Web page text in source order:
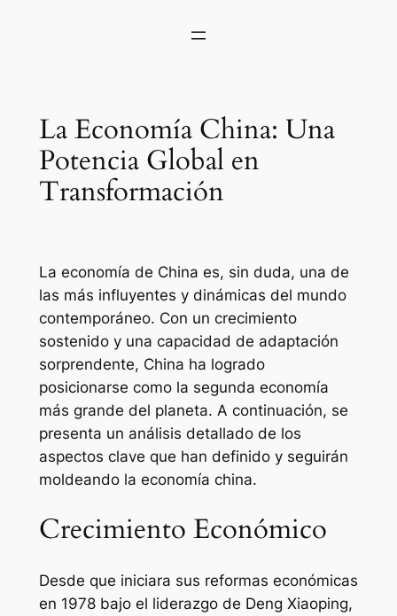
La Economía China: Una
Potencia Global en
Transformación
La economía de China es, sin duda, una de
las más influyentes y dinámicas del mundo
contemporáneo. Con un crecimiento
sostenido y una capacidad de adaptación
sorprendente, China ha logrado
posicionarse como la segunda economía
más grande del planeta. A continuación, se
presenta un análisis detallado de los
aspectos clave que han definido y seguirán
moldeando la economía china.
Crecimiento Económico
Desde que iniciara sus reformas económicas
en 1978 bajo el liderazgo de Deng Xiaoping,